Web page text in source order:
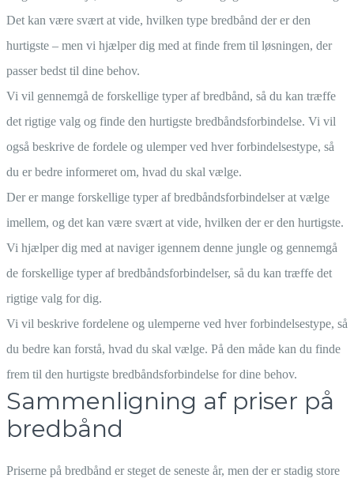
Det kan være svært at vide, hvilken type bredbånd der er den
hurtigste – men vi hjælper dig med at finde frem til løsningen, der
passer bedst til dine behov.
Vi vil gennemgå de forskellige typer af bredbånd, så du kan træffe
det rigtige valg og finde den hurtigste bredbåndsforbindelse. Vi vil
også beskrive de fordele og ulemper ved hver forbindelsestype, så
du er bedre informeret om, hvad du skal vælge.
Der er mange forskellige typer af bredbåndsforbindelser at vælge
imellem, og det kan være svært at vide, hvilken der er den hurtigste.
Vi hjælper dig med at naviger igennem denne jungle og gennemgå
de forskellige typer af bredbåndsforbindelser, så du kan træffe det
rigtige valg for dig.
Vi vil beskrive fordelene og ulemperne ved hver forbindelsestype, så
du bedre kan forstå, hvad du skal vælge. På den måde kan du finde
frem til den hurtigste bredbåndsforbindelse for dine behov.
Sammenligning af priser på
bredbånd
Priserne på bredbånd er steget de seneste år, men der er stadig store